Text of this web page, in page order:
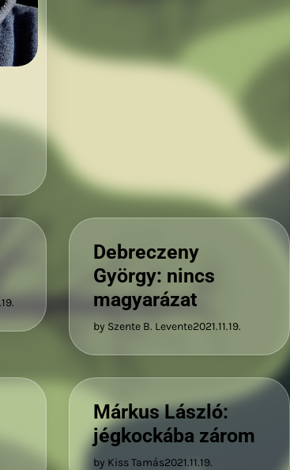
Debreczeny
György: nincs
magyarázat
by Szente B. Levente2021.11.19.
Márkus László:
jégkockába zárom
by Kiss Tamás2021.11.19.